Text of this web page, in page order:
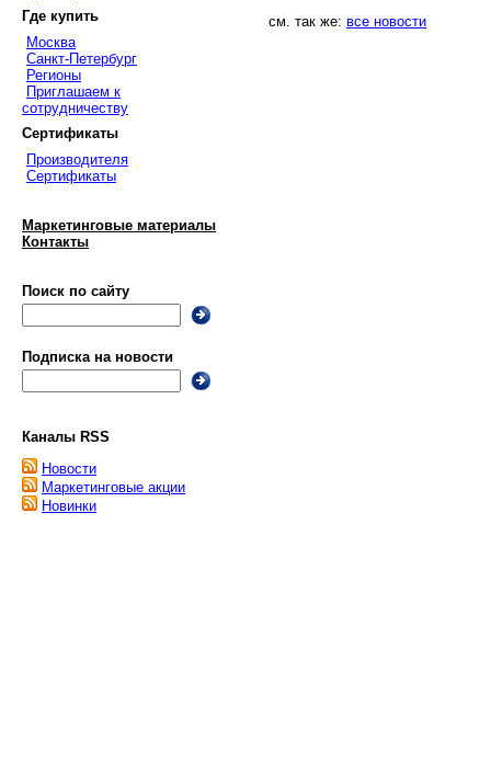
Где купить
Москва
Санкт-Петербург
Регионы
Приглашаем к
сотрудничеству
Сертификаты
Производителя
Сертификаты
Маркетинговые материалы
Контакты
Поиск по сайту
Подписка на новости
Каналы RSS
Новости
Маркетинговые акции
Новинки
см. так же: все новости